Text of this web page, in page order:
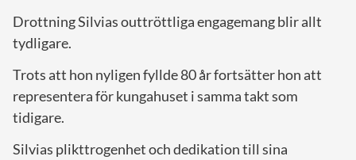
Drottning Silvias outtröttliga engagemang blir allt
tydligare.
Trots att hon nyligen fyllde 80 år fortsätter hon att
representera för kungahuset i samma takt som
tidigare.
Silvias plikttrogenhet och dedikation till sina